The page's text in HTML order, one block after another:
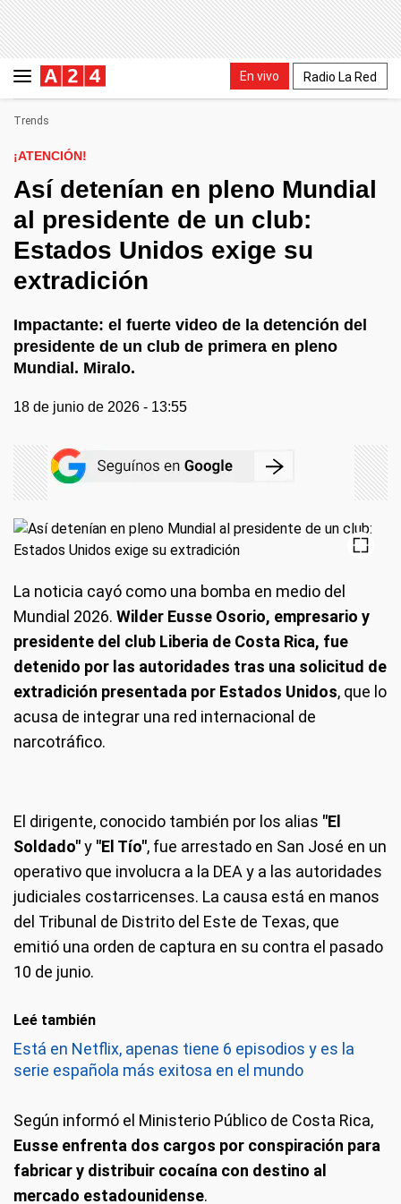
En vivo Radio La Red
Trends
¡ATENCIÓN!
Así detenían en pleno Mundial
al presidente de un club:
Estados Unidos exige su
extradición
Impactante: el fuerte video de la detención del
presidente de un club de primera en pleno
Mundial. Miralo.
18 de junio de 2026 - 13:55
La noticia cayó como una bomba en medio del
Mundial 2026. Wilder Eusse Osorio, empresario y
presidente del club Liberia de Costa Rica, fue
detenido por las autoridades tras una solicitud de
extradición presentada por Estados Unidos, que lo
acusa de integrar una red internacional de
narcotráfico.
El dirigente, conocido también por los alias "El
Soldado"y "El Tío", fue arrestado en San José en un
operativo que involucra a la DEA y a las autoridades
judiciales costarricenses. La causa está en manos
del Tribunal de Distrito del Este de Texas, que
emitió una orden de captura en su contra el pasado
10 de junio.
Leé también
Está en Netflix, apenas tiene 6 episodios y es la
serie española más exitosa en el mundo
Según informó el Ministerio Público de Costa Rica,
Eusse enfrenta dos cargos por conspiración para
fabricar y distribuir cocaína con destino al
mercado estadounidense.